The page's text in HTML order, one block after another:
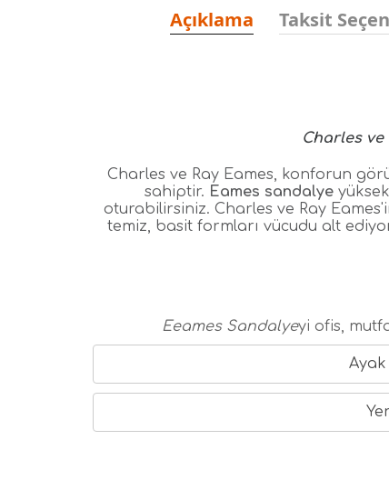
Açıklama Taksit
Charles
Charles ve Ray Eames, konforun
sahiptir. Eames sandalye
oturabilirsiniz. Charles ve Ray
temiz, basit formları vücudu alt
Eeames Sandalyeyi ofis,